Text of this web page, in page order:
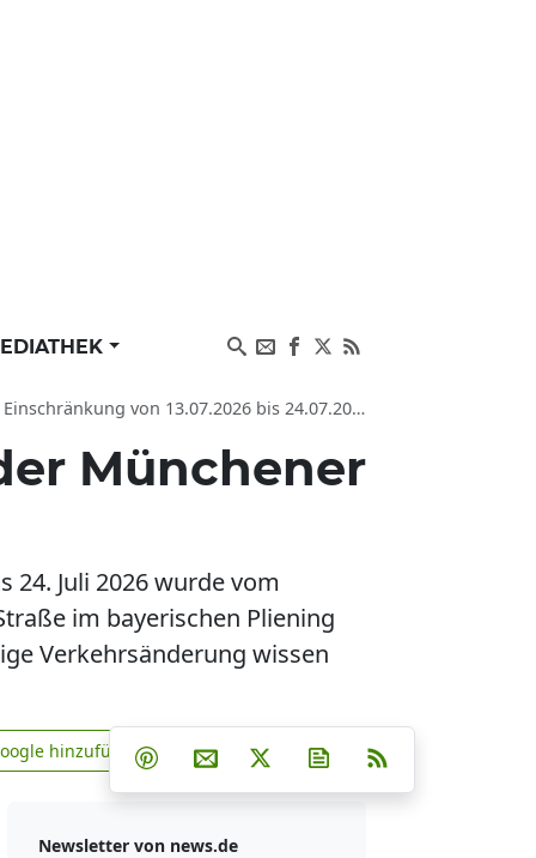
Staugefahr in Pliening PLZ 85652 auf St2082, auf der Münchener Straße
Münchener
Juli 2026 wurde vom
im bayerischen Pliening
Verkehrsänderung wissen
news.de zu Google hinzufügen
hinzufügen Teilen auf Facebook
Teilen auf Whatsapp
Teilen auf Telegram
Teilen auf Pinterest
Per E-Mail teilen
Post auf XNewsletter
Newsletter von news.de